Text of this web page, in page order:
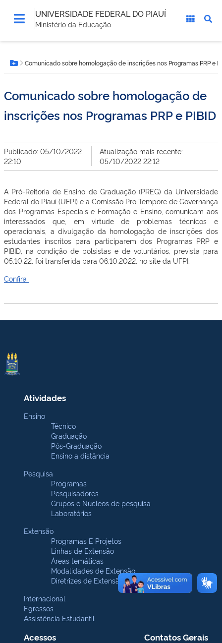
UNIVERSIDADE FEDERAL DO PIAUÍ
Ministério da Educação
está
aqui:Botão Menu
Comunicado sobre homologação de inscrições nos Programas PRP e
Comunicado sobre homologação de
inscrições nos Programas PRP e PIBID
Publicado: 05/10/2022
22:10
Atualização mais recente:
05/10/2022 22:12
A Pró-Reitoria de Ensino de Graduação (PREG) da Universidade
Federal do Piauí (UFPI) e a Comissão Pro Tempore de Governança
dos Programas Especiais e Formação e Ensino, comunicam aos
interessados que, em virtude de problemas técnicos e
operacionais, a divulgação da homologação de inscrições dos
estudantes inscritos para participarem dos Programas PRP e
PIBID, na condição de bolsistas e de voluntários, prevista para
05.10.22, foi transferida para 06.10.2022, no site da UFPI.
Confira
Atividades
Ensino
Técnico
Graduação
Pós-Graduação
Ensino a distância
Pesquisa
Programas
Pesquisadores
Grupos e Núcleos de pesquisa
Laboratórios
Extensão
Programas E Projetos
Linhas de Extensão
Áreas temáticas
Modalidades de Extensão
Diretrizes de Extensão
Internacional
Egressos
Assistência Estudantil
Acessos Contatos Gerais